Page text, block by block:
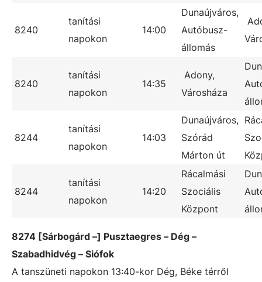
8240
tanítási
napokon
14:00
Dunaújváros,
Autóbusz-
állomás
8240
tanítási
napokon
14:35
Adony,
Városháza
8244
tanítási
napokon
14:03
Dunaújváros,
Szórád
Márton út
8244
tanítási
napokon
14:20
Rácalmási
Szociális
Központ
8274 [Sárbogárd –] Pusztaegres – Dég –
Szabadhidvég – Siófok
A tanszüneti napokon 13:40-kor Dég, Béke térről